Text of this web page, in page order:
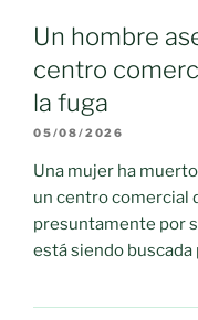
Un hombre
centro
la fuga
05/08/2026
Una mujer ha
un centro comercial
presuntamente por
está siendo buscada